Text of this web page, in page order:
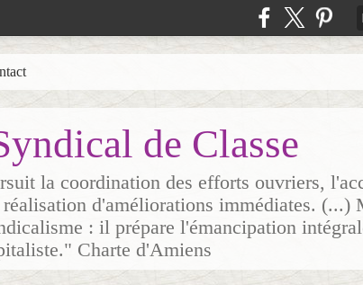
de Classe
la coordination des efforts ouvriers,
d'améliorations immédiates. (...)
: il prépare l'émancipation
Charte d'Amiens